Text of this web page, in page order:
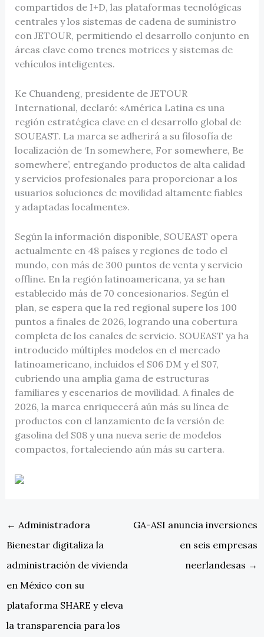
compartidos de I+D, las plataformas tecnológicas
centrales y los sistemas de cadena de suministro
con JETOUR, permitiendo el desarrollo conjunto en
áreas clave como trenes motrices y sistemas de
vehículos inteligentes.
Ke Chuandeng, presidente de JETOUR
International, declaró: «América Latina es una
región estratégica clave en el desarrollo global de
SOUEAST. La marca se adherirá a su filosofía de
localización de ‘In somewhere, For somewhere, Be
somewhere’, entregando productos de alta calidad
y servicios profesionales para proporcionar a los
usuarios soluciones de movilidad altamente fiables
y adaptadas localmente».
Según la información disponible, SOUEAST opera
actualmente en 48 países y regiones de todo el
mundo, con más de 300 puntos de venta y servicio
offline. En la región latinoamericana, ya se han
establecido más de 70 concesionarios. Según el
plan, se espera que la red regional supere los 100
puntos a finales de 2026, logrando una cobertura
completa de los canales de servicio. SOUEAST ya ha
introducido múltiples modelos en el mercado
latinoamericano, incluidos el S06 DM y el S07,
cubriendo una amplia gama de estructuras
familiares y escenarios de movilidad. A finales de
2026, la marca enriquecerá aún más su línea de
productos con el lanzamiento de la versión de
gasolina del S08 y una nueva serie de modelos
compactos, fortaleciendo aún más su cartera.
← Administradora
Bienestar digitaliza la
administración de vivienda
en México con su
plataforma SHARE y eleva
la transparencia para los
GA-ASI anuncia inversiones
en seis empresas
neerlandesas →